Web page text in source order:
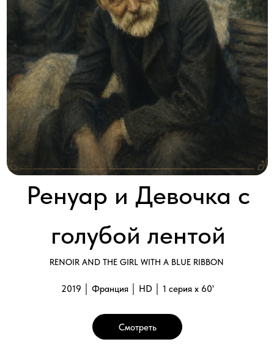
Ренуар и Девочка с
голубой лентой
RENOIR AND THE GIRL WITH A BLUE RIBBON
2019 │ Франция │ HD │ 1 серия x 60'
Галерея
Смотреть
«Девушка с голубой лентой» — шедевр Огюста Ренуара,
сначала презираемый, затем скрытый от публики, а теперь
собранию фонда Эмиля Бюрле.
Судьба этой картины неразрывно связана с ее моделью, Ирен
Каен д’Анверс, и трагически переплетена с темными
для себя прелесть ранних лет творчества Ренуара!